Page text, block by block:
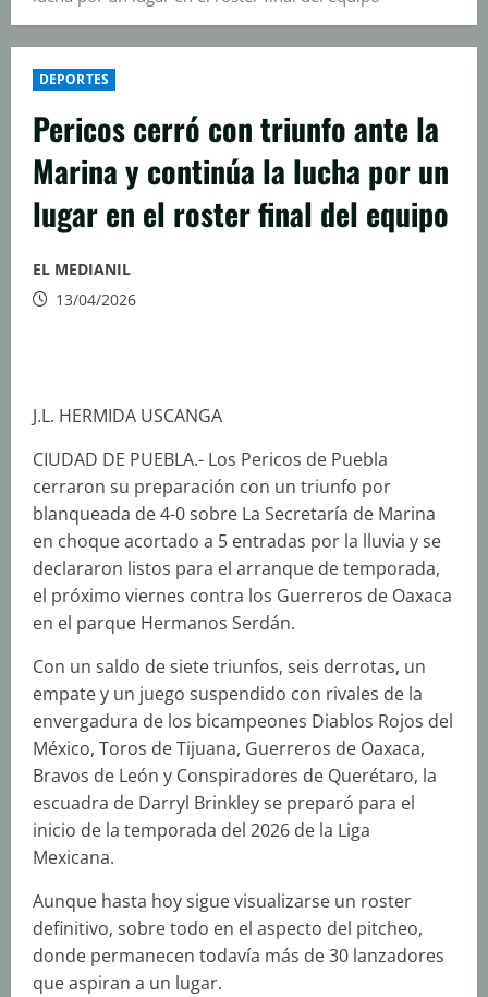
DEPORTES
Pericos cerró con triunfo ante la
Marina y continúa la lucha por un
lugar en el roster final del equipo
EL MEDIANIL
13/04/2026
J.L. HERMIDA USCANGA
CIUDAD DE PUEBLA.- Los Pericos de Puebla
cerraron su preparación con un triunfo por
blanqueada de 4-0 sobre La Secretaría de Marina
en choque acortado a 5 entradas por la lluvia y se
declararon listos para el arranque de temporada,
el próximo viernes contra los Guerreros de Oaxaca
en el parque Hermanos Serdán.
Con un saldo de siete triunfos, seis derrotas, un
empate y un juego suspendido con rivales de la
envergadura de los bicampeones Diablos Rojos del
México, Toros de Tijuana, Guerreros de Oaxaca,
Bravos de León y Conspiradores de Querétaro, la
escuadra de Darryl Brinkley se preparó para el
inicio de la temporada del 2026 de la Liga
Mexicana.
Aunque hasta hoy sigue visualizarse un roster
definitivo, sobre todo en el aspecto del pitcheo,
donde permanecen todavía más de 30 lanzadores
que aspiran a un lugar.